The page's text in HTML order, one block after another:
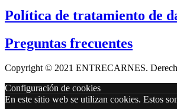
Política de tratamiento de
Preguntas frecuentes
Copyright ©️ 2021 ENTRECARNES.
Configuración de cookies
En este sitio web se utilizan cookies. Estos